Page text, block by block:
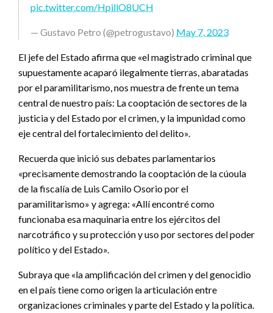
pic.twitter.com/HpillO8UCH
— Gustavo Petro (@petrogustavo) May 7, 2023
El jefe del Estado afirma que «el magistrado criminal que
supuestamente acaparó ilegalmente tierras, abaratadas
por el paramilitarismo, nos muestra de frente un tema
central de nuestro país: La cooptación de sectores de la
justicia y del Estado por el crimen, y la impunidad como
eje central del fortalecimiento del delito».
Recuerda que inició sus debates parlamentarios
«precisamente demostrando la cooptación de la cúoula
de la fiscalía de Luis Camilo Osorio por el
paramilitarismo» y agrega: «Allí encontré como
funcionaba esa maquinaria entre los ejércitos del
narcotráfico y su protección y uso por sectores del poder
político y del Estado».
Subraya que «la amplificación del crimen y del genocidio
en el país tiene como origen la articulación entre
organizaciones criminales y parte del Estado y la política.